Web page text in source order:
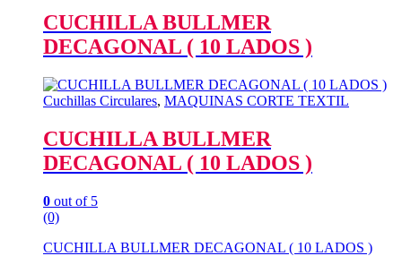
CUCHILLA BULLMER
DECAGONAL ( 10 LADOS )
Cuchillas Circulares, MAQUINAS CORTE TEXTIL
CUCHILLA BULLMER
DECAGONAL ( 10 LADOS )
0 out of 5
(0)
CUCHILLA BULLMER DECAGONAL ( 10 LADOS )